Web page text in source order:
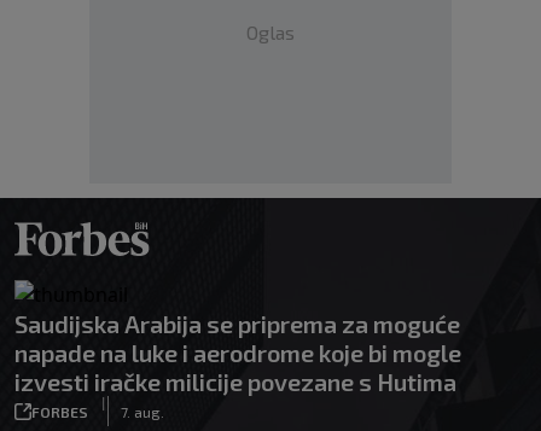
Oglas
Saudijska Arabija se priprema za moguće
napade na luke i aerodrome koje bi mogle
izvesti iračke milicije povezane s Hutima
FORBES
|
7. aug.